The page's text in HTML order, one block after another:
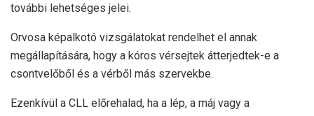
további lehetséges jelei.
Orvosa képalkotó vizsgálatokat rendelhet el annak
megállapítására, hogy a kóros vérsejtek átterjedtek-e a
csontvelőből és a vérből más szervekbe.
Ezenkívül a CLL előrehalad, ha a lép, a máj vagy a